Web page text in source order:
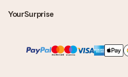
YourSurprise